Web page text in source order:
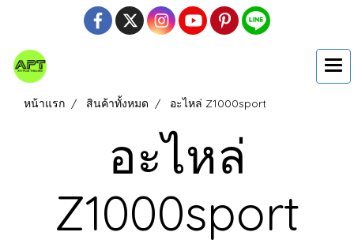
หน้าแรก สินค้าทั้งหมด อะไหล่ Z1000sport
อะไหล่
Z1000sport